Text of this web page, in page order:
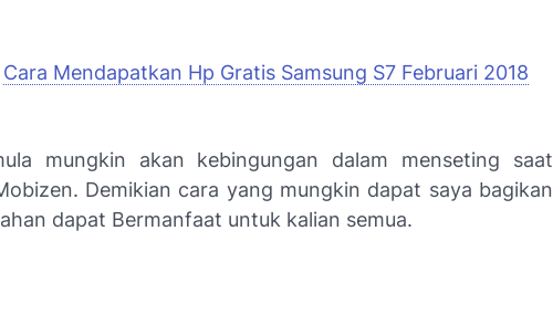
Cara Mendapatkan Hp Gratis Samsung S7 Februari 2018
mungkin akan kebingungan dalam menseting saat
Demikian cara yang mungkin dapat saya bagikan
dapat Bermanfaat untuk kalian semua.